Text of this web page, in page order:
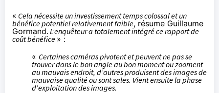
« Cela nécessite un investissement temps colossal et un
bénéfice potentiel relativement faible, résume Guillaume
Gormand. L’enquêteur a totalement intégré ce rapport de
coût bénéfice » :
« Certaines caméras pivotent et peuvent ne pas se
trouver dans le bon angle au bon moment ou zooment
au mauvais endroit, d’autres produisent des images de
mauvaise qualité ou sont sales. Vient ensuite la phase
d’exploitation des images.